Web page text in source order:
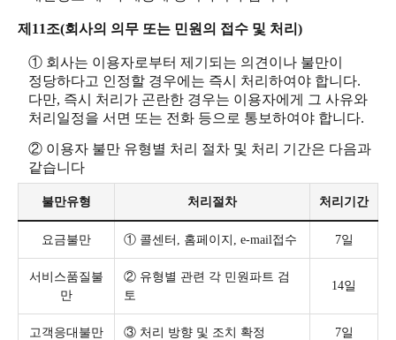
제11조(회사의 의무 또는 민원의 접수 및 처리)
① 회사는 이용자로부터 제기되는 의견이나 불만이
정당하다고 인정할 경우에는 즉시 처리하여야 합니다.
다만, 즉시 처리가 곤란한 경우는 이용자에게 그 사유와
처리일정을 서면 또는 전화 등으로 통보하여야 합니다.
② 이용자 불만 유형별 처리 절차 및 처리 기간은 다음과
같습니다
불만유형 처리절차 처리기간
요금불만 ① 콜센터, 홈페이지, e-mail접수 7일
서비스품질불
만
② 유형별 관련 각 민원파트 검
토
14일
고객응대불만 ③ 처리 방향 및 조치 확정 7일